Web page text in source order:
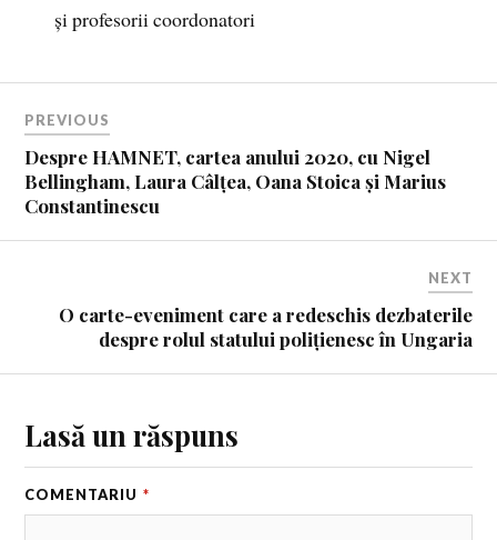
și profesorii coordonatori
PREVIOUS
Despre HAMNET, cartea anului 2020, cu Nigel
Bellingham, Laura Câlțea, Oana Stoica și Marius
Constantinescu
NEXT
O carte-eveniment care a redeschis dezbaterile
despre rolul statului polițienesc în Ungaria
Lasă un răspuns
COMENTARIU *